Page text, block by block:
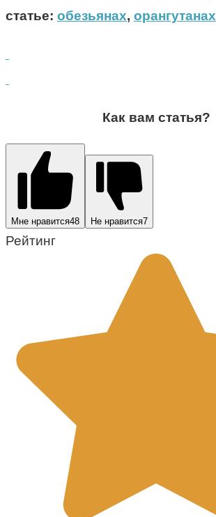
статье: обезьянах, орангутанах
Как вам статья?
Мне нравится48 Не нравится7
Рейтинг